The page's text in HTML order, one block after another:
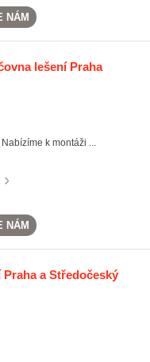
NÁM
lešení Praha
k montáži ...
NÁM
a Středočeský